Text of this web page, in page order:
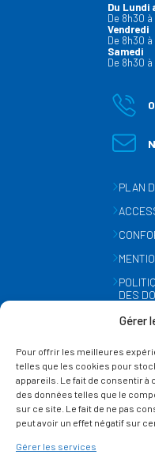
Gérer
Pour offrir les meilleures
telles que les cookies pour
appareils. Le fait de consentir
des données telles que le
sur ce site. Le fait de ne pas
peut avoir un effet négatif sur
Gérer les services
Du Lundi
De 8h30 à
Vendredi
De 8h30 à
Samedi
De 8h30 à
PLAN
DES
SUIVEZ-
SUR